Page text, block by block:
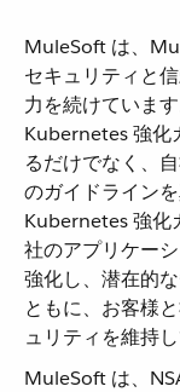
MuleSoft は、
セキュリティと
力を続けていま
Kubernetes 強化
るだけでなく、
のガイドライン
Kubernetes 強化
社のアプリケー
強化し、潜在的
ともに、お客様
ュリティを維持し
MuleSoft は、